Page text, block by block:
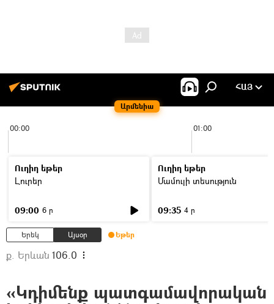
Արմենիա
ՀԱՅ
00:00 01:00
Ուղիղ եթեր
Լուրեր
09:00 6 ր
Ուղիղ եթեր
Մամուլի տեսություն
09:35 4 ր
Երեկ Այսօր Եթեր
ք. Երևան 106.0
«Կդիմենք պատգամավորական